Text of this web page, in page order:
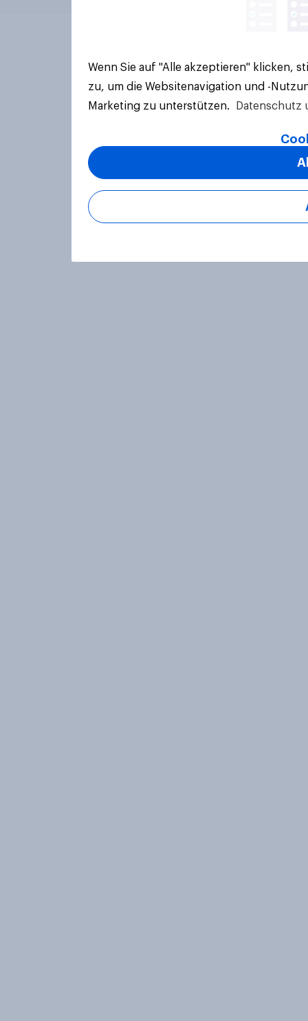
Wenn Sie auf "Alle akzeptieren" klicken,
zu, um die Websitenavigation und -
Marketing zu unterstützen.
Datenschutz